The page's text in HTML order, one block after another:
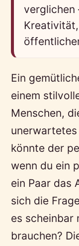
Ein
einem
Menschen,
könnte der
wenn du ein
ein Paar das
sich die
es scheinbar
brauchen?